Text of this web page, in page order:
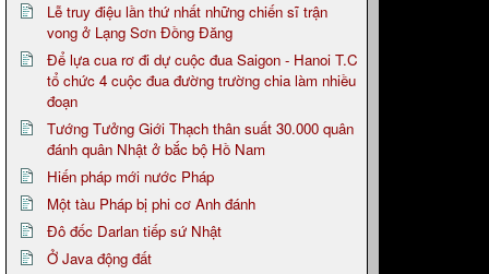
Lễ truy điệu lần thứ nhất những chiến sĩ trận
vong ở Lạng Sơn Đồng Đăng
Để lựa cua rơ đi dự cuộc đua Saigon - Hanoi T.C
tổ chức 4 cuộc đua đường trường chia làm nhiều
đoạn
Tướng Tưởng Giới Thạch thân suất 30.000 quân
đánh quân Nhật ở bắc bộ Hồ Nam
Hiến pháp mới nước Pháp
Một tàu Pháp bị phi cơ Anh đánh
Đô đốc Darlan tiếp sứ Nhật
Ở Java động đất